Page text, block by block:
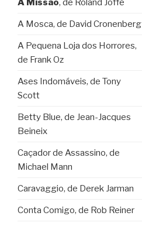
A Missão, de Roland Joffé
A Mosca, de David Cronenberg
A Pequena Loja dos Horrores,
de Frank Oz
Ases Indomáveis, de Tony
Scott
Betty Blue, de Jean-Jacques
Beineix
Caçador de Assassino, de
Michael Mann
Caravaggio, de Derek Jarman
Conta Comigo, de Rob Reiner